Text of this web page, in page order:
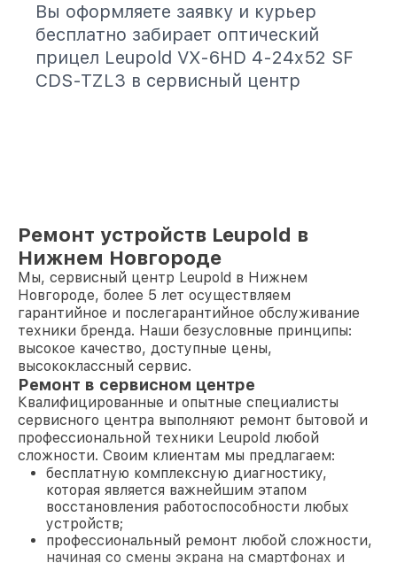
Вы оформляете заявку и курьер
бесплатно забирает оптический
прицел Leupold VX-6HD 4-24x52 SF
CDS-TZL3 в сервисный центр
Ремонт устройств Leupold в
Нижнем Новгороде
Мы, сервисный центр Leupold в Нижнем
Новгороде, более 5 лет осуществляем
гарантийное и послегарантийное обслуживание
техники бренда. Наши безусловные принципы:
высокое качество, доступные цены,
высококлассный сервис.
Ремонт в сервисном центре
Квалифицированные и опытные специалисты
сервисного центра выполняют ремонт бытовой и
профессиональной техники Leupold любой
сложности. Своим клиентам мы предлагаем:
бесплатную комплексную диагностику,
которая является важнейшим этапом
восстановления работоспособности любых
устройств;
профессиональный ремонт любой сложности,
начиная со смены экрана на смартфонах и